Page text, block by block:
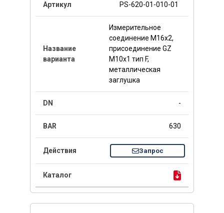
PS-620-01-010-01
Измерительное
соединение M16x2,
присоединение GZ
M10x1 тип F,
металлическая
заглушка
-
630
Запрос